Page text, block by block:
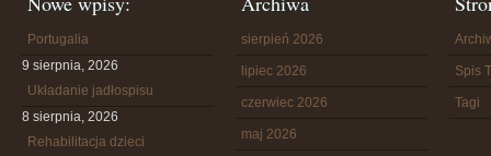
Portugalia
9 sierpnia, 2026
Układanie jadłospisu
8 sierpnia, 2026
Rehabilitacja dzieci
sierpień 2026
lipiec 2026
czerwiec 2026
maj 2026
Spis
Tagi